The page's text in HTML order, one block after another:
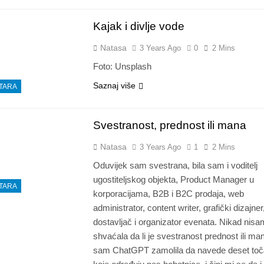
Kajak i divlje vode
Natasa 3 Years Ago 0 2 Mins
Foto: Unsplash
Saznaj više
Svestranost, prednost ili mana
Natasa 3 Years Ago 1 2 Mins
Oduvijek sam svestrana, bila sam i voditelj
ugostiteljskog objekta, Product Manager u
korporacijama, B2B i B2C prodaja, web
administrator, content writer, grafički dizajner,
dostavljač i organizator evenata. Nikad
shvaćala da li je svestranost prednost ili
sam ChatGPT zamolila da navede deset